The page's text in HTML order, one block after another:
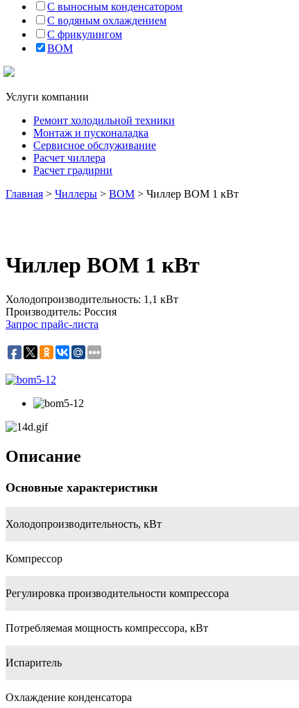
C выносным конденсатором
C водяным охлаждением
С фрикулингом
BOM
Услуги компании
Ремонт холодильной техники
Монтаж и пусконаладка
Сервисное обслуживание
Расчет чиллера
Расчет градирни
Главная > Чиллеры > BOM > Чиллeр ВОМ 1 кВт
Чиллeр ВОМ 1 кВт
Холодопроизводительность: 1,1 кВт
Производитель: Россия
Запрос прайс-листа
Описание
Основные характеристики
Холодопроизводительность, кВт
Компрессор
Регулировка производительности компрессора
Потребляемая мощность компрессора, кВт
Испаритель
Охлаждение конденсатора